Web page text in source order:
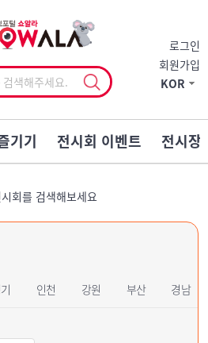
로그인
회원가입
KOR
기기 전시회 이벤트 전시장
회를 검색해보세요
인천 강원 부산 경남